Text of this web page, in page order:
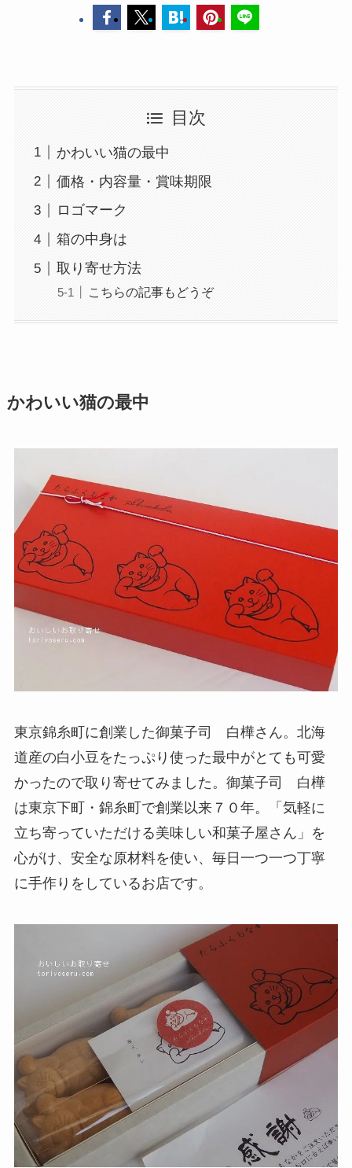
目次
かわいい猫の最中
価格・内容量・賞味期限
ロゴマーク
箱の中身は
取り寄せ方法
こちらの記事もどうぞ
かわいい猫の最中
東京錦糸町に創業した御菓子司 白樺さん。北海
道産の白小豆をたっぷり使った最中がとても可愛
かったので取り寄せてみました。御菓子司 白樺
は東京下町・錦糸町で創業以来７０年。「気軽に
立ち寄っていただける美味しい和菓子屋さん」を
心がけ、安全な原材料を使い、毎日一つ一つ丁寧
に手作りをしているお店です。